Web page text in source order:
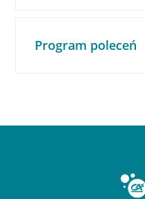
Program poleceń